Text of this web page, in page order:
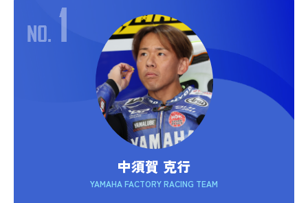
中須賀 克行
YAMAHA FACTORY RACING TEAM